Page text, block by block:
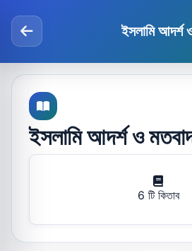
ইসলামি আদর্শ
ইসলামি আদর্শ ও
6 টি কিতাব